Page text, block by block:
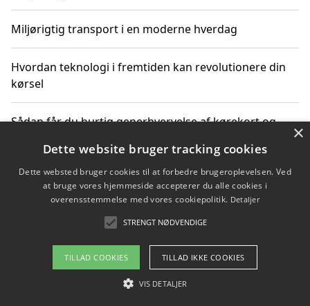
Miljørigtig transport i en moderne hverdag
Hvordan teknologi i fremtiden kan revolutionere din
kørsel
Sådan får du hurtig generhvervelse af kørekort og
Sådan lærer du miljørigtig kørsel hos en køreskole i
Gentofte
Copyright 2026 - Pilanto Aps
Om / kontakt
×
Dette website bruger tracking cookies
Dette websted bruger cookies til at forbedre brugeroplevelsen. Ved
at bruge vores hjemmeside accepterer du alle cookies i
overensstemmelse med vores cookiepolitik. Detaljer
STRENGT NØDVENDIGE
TILLAD COOKIES TILLAD IKKE COOKIES
VIS DETALJER